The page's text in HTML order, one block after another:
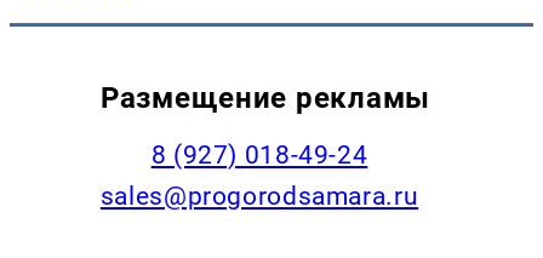
Размещение рекламы
8 (927) 018-49-24
sales@progorodsamara.ru